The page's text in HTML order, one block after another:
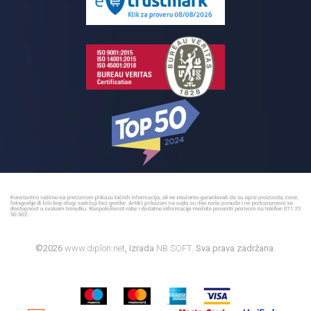
©2026 www.diplon.net, Izrada NB SOFT. Sva prava zadržana.